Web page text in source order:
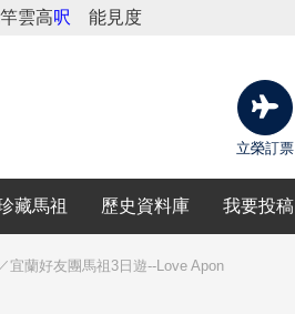
雲高呎 能見度
立榮訂票
藏馬祖 歷史資料庫 我要投稿
宜蘭好友團馬祖3日遊--Love Apon